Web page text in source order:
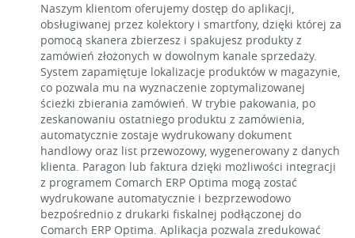
Naszym klientom oferujemy dostęp do aplikacji,
obsługiwanej przez kolektory i smartfony, dzięki której za
pomocą skanera zbierzesz i spakujesz produkty z
zamówień złożonych w dowolnym kanale sprzedaży.
System zapamiętuje lokalizacje produktów w magazynie,
co pozwala mu na wyznaczenie zoptymalizowanej
ścieżki zbierania zamówień. W trybie pakowania, po
zeskanowaniu ostatniego produktu z zamówienia,
automatycznie zostaje wydrukowany dokument
handlowy oraz list przewozowy, wygenerowany z danych
klienta. Paragon lub faktura dzięki możliwości integracji
z programem Comarch ERP Optima mogą zostać
wydrukowane automatycznie i bezprzewodowo
bezpośrednio z drukarki fiskalnej podłączonej do
Comarch ERP Optima. Aplikacja pozwala zredukować